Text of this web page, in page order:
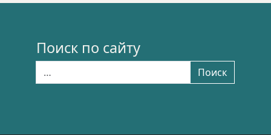
Поиск по сайту
Поиск